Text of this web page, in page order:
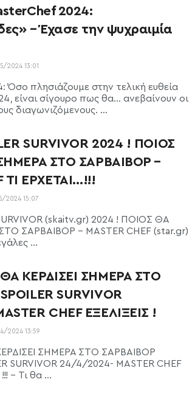
2024:
– Έχασε την ψυχραιμία
2024 13:01
Όσο πλησιάζουμε στην τελική ευθεία
είναι σίγουρο πως θα… ανεβαίνουν οι
διαγωνιζόμενους. ...
SURVIVOR 2024 ! ΠΟΙΟΣ
ΣΤΟ ΣΑΡΒΑΙΒΟΡ –
ΤΙ ΕΡΧΕΤΑΙ…!!!
2024 15:07
(skaitv.gr) 2024 ! ΠΟΙΟΣ ΘΑ
ΣΑΡΒΑΙΒΟΡ - MASTER CHEF (star.gr)
...
ΚΕΡΔΙΣΕΙ ΣΗΜΕΡΑ ΣΤΟ
SURVIVOR
CHEF ΕΞΕΛΙΞΕΙΣ !
2024 13:59
ΣΗΜΕΡΑ ΣΤΟ ΣΑΡΒΑΙΒΟΡ
SURVIVOR 24/4/2024- MASTER CHEF
- Τι θα ...